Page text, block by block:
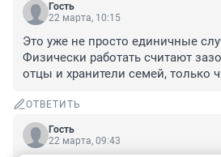
Гость
22 марта, 10:15
Это уже не просто единичные
Физически работать считают
отцы и хранители семей, только
ОТВЕТИТЬ
Гость
22 марта, 09:43